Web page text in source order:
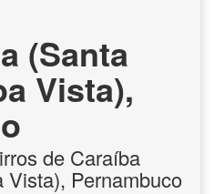
(Santa
Vista),
de Caraíba
Vista), Pernambuco